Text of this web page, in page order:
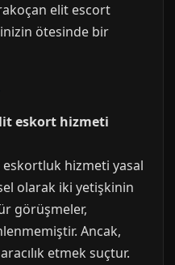
elit escort
ötesinde bir
eskort hizmeti
hizmeti yasal
olarak iki yetişkinin
görüşmeler,
Ancak,
etmek suçtur.